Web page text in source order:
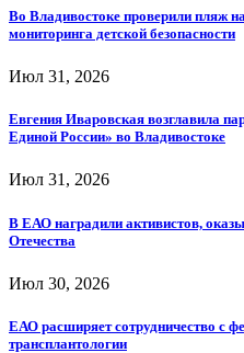
Во Владивостоке проверили пляж
мониторинга детской безопасности
Июл 31, 2026
Евгения Иваровская возглавила
Единой России» во Владивостоке
Июл 31, 2026
В ЕАО наградили активистов,
Отечества
Июл 30, 2026
ЕАО расширяет сотрудничество с
трансплантологии